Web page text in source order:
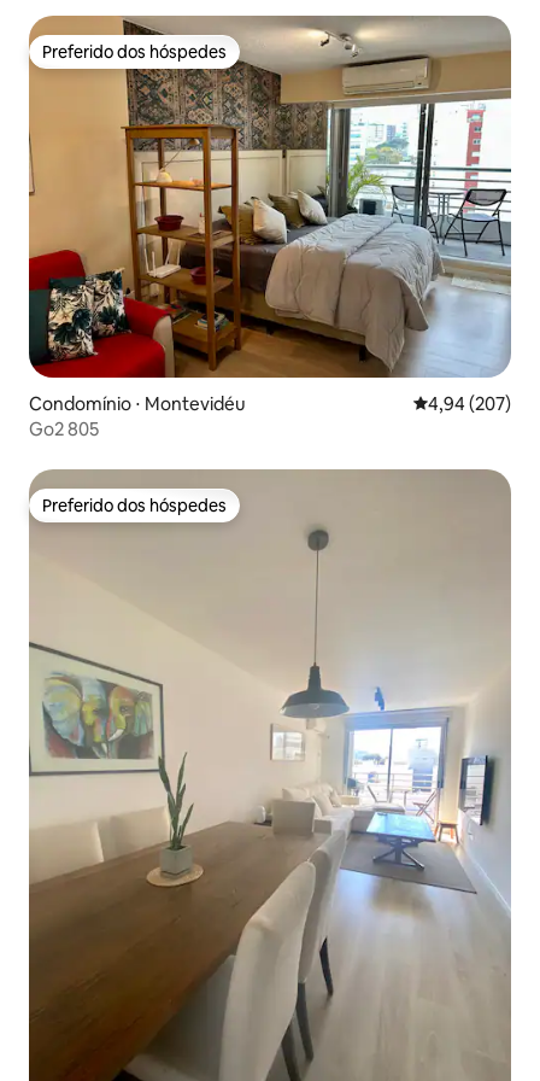
Preferido dos hóspedes
Preferido dos hóspedes
Condomínio ⋅ Montevidéu 4,94 de uma
4,94 (207)
Go2 805
Preferido dos hóspedes
Preferido dos hóspedes